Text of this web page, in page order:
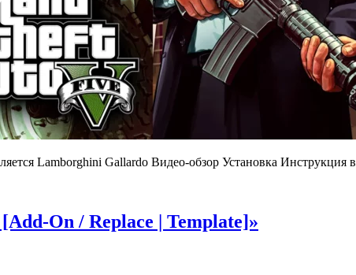
Lamborghini Gallardo Видео-обзор Установка Инструкция в
On / Replace | Template]»